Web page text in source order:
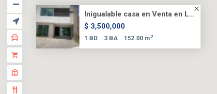
Inigualable casa en Venta en L...
$ 3,500,000
1 BD 3 BA 152.00 m2